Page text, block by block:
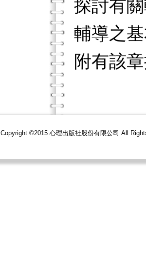
探討有
輔導之
附有該
Copyright ©2015 心理出版社股份有限公司 All